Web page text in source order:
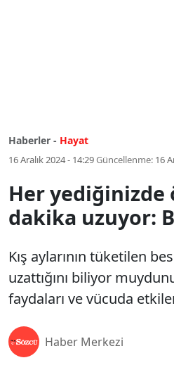
Haberler - Hayat
16 Aralık 2024 - 14:29Güncellenme: 16
Her yediğinizde
dakika uzuyor:
Kış aylarının tüketilen
uzattığını biliyor
faydaları ve vücuda
Haber Merkezi